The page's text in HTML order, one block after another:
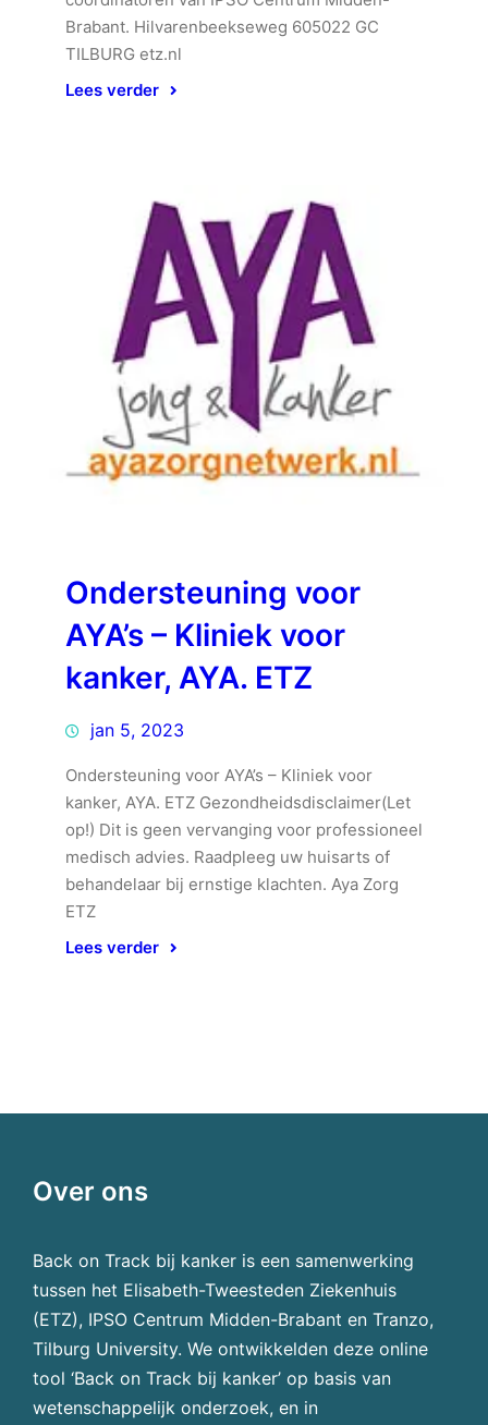
Brabant. Hilvarenbeekseweg 605022 GC
TILBURG etz.nl
Lees verder
Ondersteuning voor
AYA’s – Kliniek voor
kanker, AYA. ETZ
jan 5, 2023
Ondersteuning voor AYA’s – Kliniek voor
kanker, AYA. ETZ Gezondheidsdisclaimer(Let
op!) Dit is geen vervanging voor professioneel
medisch advies. Raadpleeg uw huisarts of
behandelaar bij ernstige klachten. Aya Zorg
ETZ
Lees verder
Over ons
Back on Track bij kanker is een samenwerking
tussen het Elisabeth-Tweesteden Ziekenhuis
(ETZ), IPSO Centrum Midden-Brabant en Tranzo,
Tilburg University. We ontwikkelden deze online
tool ‘Back on Track bij kanker’ op basis van
wetenschappelijk onderzoek, en in